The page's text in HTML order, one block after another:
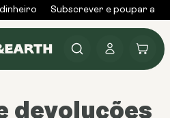
Subscrever e poupar até
Iniciar
sessão
Carrinho
devoluções